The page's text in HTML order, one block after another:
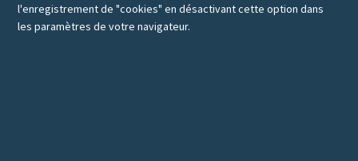
l'enregistrement de "cookies" en désactivant cette option dans
les paramètres de votre navigateur.